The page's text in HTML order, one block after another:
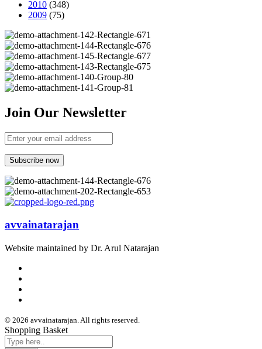
2010 (348)
2009 (75)
Join Our Newsletter
avvainatarajan
Website maintained by Dr. Arul Natarajan
© 2026 avvainatarajan. All rights reserved.
Shopping Basket